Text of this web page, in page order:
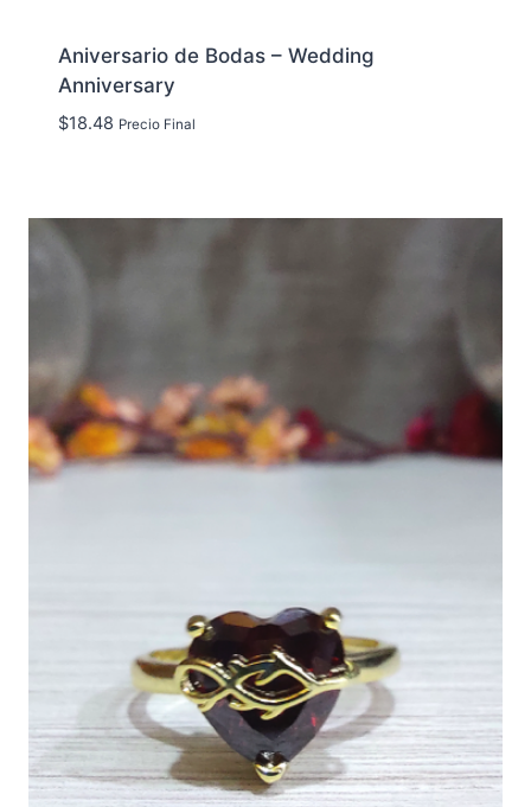
Aniversario de Bodas – Wedding
Anniversary
$18.48 Precio Final